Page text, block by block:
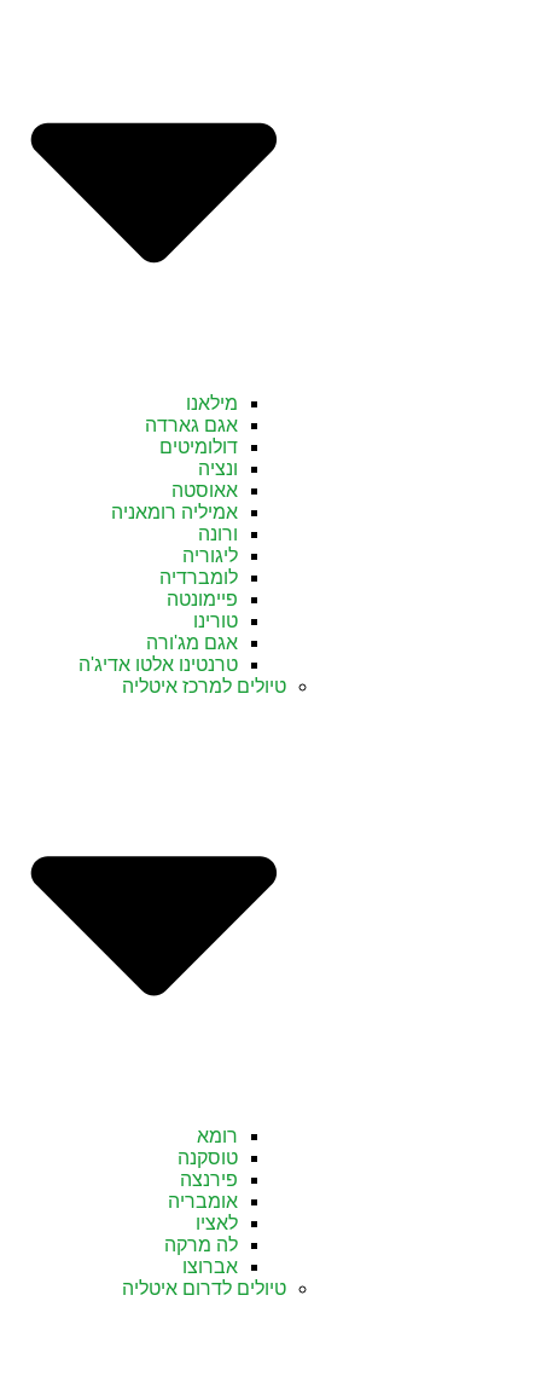
מילאנו
אגם גארדה
דולומיטים
ונציה
אאוסטה
אמיליה רומאניה
ורונה
ליגוריה
לומברדיה
פיימונטה
טורינו
אגם מג'ורה
טרנטינו אלטו אדיג'ה
טיולים למרכז איטליה
רומא
טוסקנה
פירנצה
אומבריה
לאציו
לה מרקה
אברוצו
טיולים לדרום איטליה